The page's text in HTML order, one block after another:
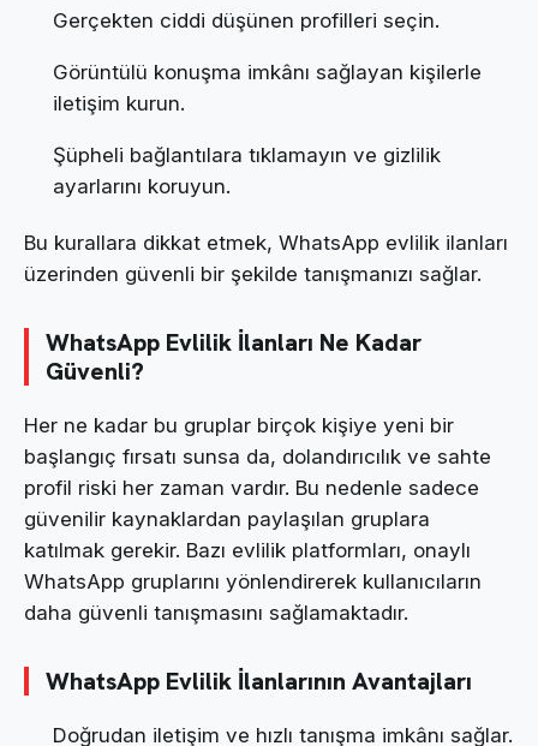
Gerçekten ciddi düşünen profilleri seçin.
Görüntülü konuşma imkânı sağlayan kişilerle
iletişim kurun.
Şüpheli bağlantılara tıklamayın ve gizlilik
ayarlarını koruyun.
Bu kurallara dikkat etmek, WhatsApp evlilik ilanları
üzerinden güvenli bir şekilde tanışmanızı sağlar.
WhatsApp Evlilik İlanları Ne Kadar
Güvenli?
Her ne kadar bu gruplar birçok kişiye yeni bir
başlangıç fırsatı sunsa da, dolandırıcılık ve sahte
profil riski her zaman vardır. Bu nedenle sadece
güvenilir kaynaklardan paylaşılan gruplara
katılmak gerekir. Bazı evlilik platformları, onaylı
WhatsApp gruplarını yönlendirerek kullanıcıların
daha güvenli tanışmasını sağlamaktadır.
WhatsApp Evlilik İlanlarının Avantajları
Doğrudan iletişim ve hızlı tanışma imkânı sağlar.